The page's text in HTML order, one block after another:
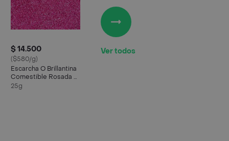
$ 14.500
($580/g)
Escarcha O Brillantina
Comestible Rosada X
25 Gr Para Decorar
25g
Ver todos